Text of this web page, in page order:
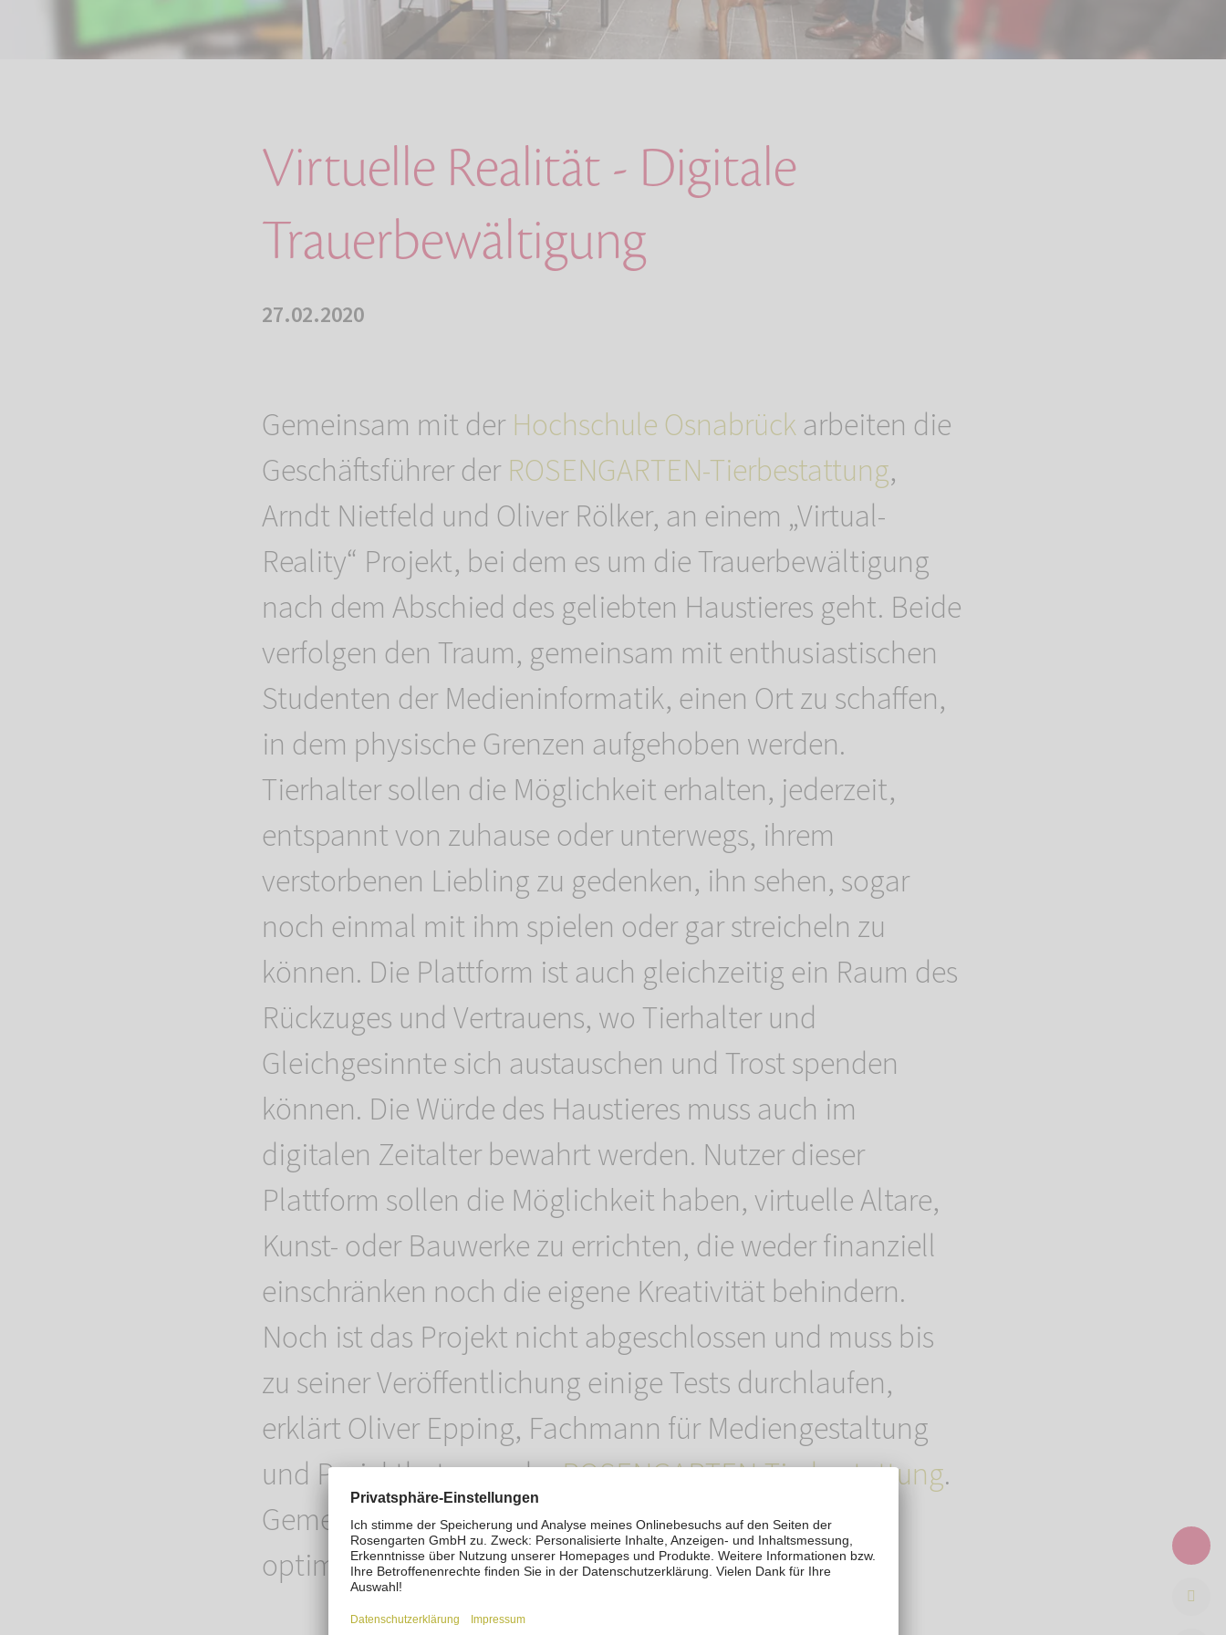
Virtuelle Realität - Digitale
Trauerbewältigung
27.02.2020
Gemeinsam mit der Hochschule Osnabrückarbeiten die
Geschäftsführer der ROSENGARTEN-Tierbestattung,
Arndt Nietfeld und Oliver Rölker, an einem „Virtual-
Reality“ Projekt, bei dem es um die Trauerbewältigung
nach dem Abschied des geliebten Haustieres geht. Beide
verfolgen den Traum, gemeinsam mit enthusiastischen
Studenten der Medieninformatik, einen Ort zu schaffen,
in dem physische Grenzen aufgehoben werden.
Tierhalter sollen die Möglichkeit erhalten, jederzeit,
entspannt von zuhause oder unterwegs, ihrem
verstorbenen Liebling zu gedenken, ihn sehen, sogar
noch einmal mit ihm spielen oder gar streicheln zu
können. Die Plattform ist auch gleichzeitig ein Raum des
Rückzuges und Vertrauens, wo Tierhalter und
Gleichgesinnte sich austauschen und Trost spenden
können. Die Würde des Haustieres muss auch im
digitalen Zeitalter bewahrt werden. Nutzer dieser
Plattform sollen die Möglichkeit haben, virtuelle Altare,
Kunst- oder Bauwerke zu errichten, die weder finanziell
einschränken noch die eigene Kreativität behindern.
Noch ist das Projekt nicht abgeschlossen und muss bis
zu seiner Veröffentlichung einige Tests durchlaufen,
erklärt Oliver Epping, Fachmann für Mediengestaltung
und Projektbetreuer derROSENGARTEN-Tierbestattung.
Gemeinsam verfolgen die drei auch weiterhin,
optimistisch dieses Herzensprojekt.